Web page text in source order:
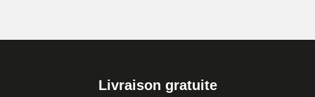
Livraison gratuite